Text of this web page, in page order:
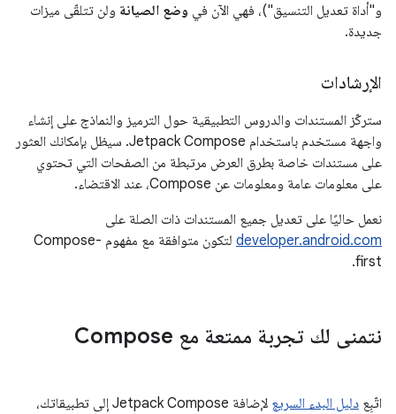
و"أداة تعديل التنسيق")، فهي الآن في وضع الصيانة ولن تتلقّى ميزات
جديدة.
الإرشادات
ستركّز المستندات والدروس التطبيقية حول الترميز والنماذج على إنشاء
واجهة مستخدم باستخدام Jetpack Compose. سيظل بإمكانك العثور
على مستندات خاصة بطرق العرض مرتبطة من الصفحات التي تحتوي
على معلومات عامة ومعلومات عن Compose، عند الاقتضاء.
نعمل حاليًا على تعديل جميع المستندات ذات الصلة على
developer.android.com
لتكون متوافقة مع مفهوم Compose-
first.
نتمنى لك تجربة ممتعة مع Compose
اتّبِع دليل البدء السريع لإضافة Jetpack Compose إلى تطبيقاتك،